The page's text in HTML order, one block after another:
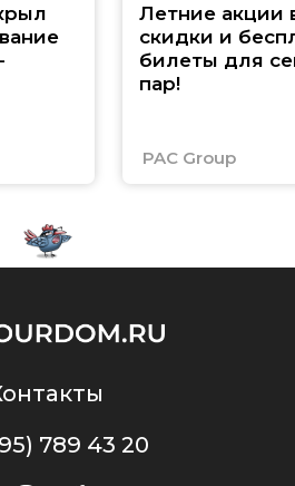
Летние акции
скидки и
билеты для
пар!
PAC Group
789 43 20